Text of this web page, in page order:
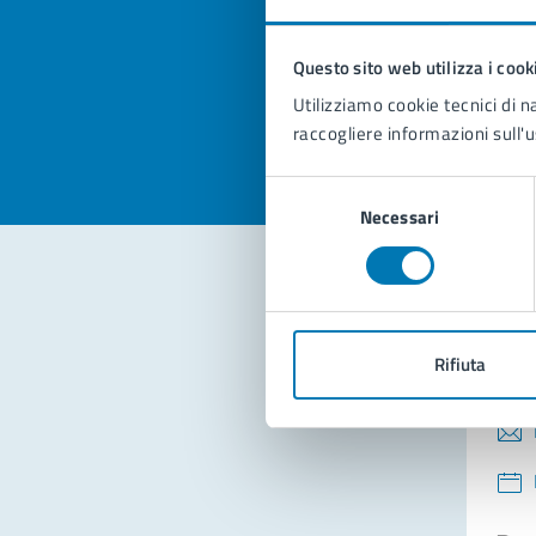
Questo sito web utilizza i
Utilizziamo cookie tecnici di
raccogliere informazioni
del
Necessari
Rifiuta
Valuta la